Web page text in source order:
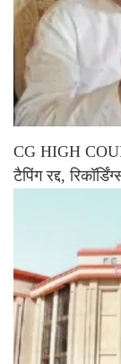
CG HIGH
टैपिंग रद्द,